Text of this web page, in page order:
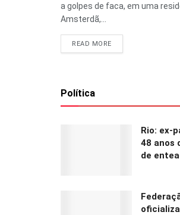
a golpes de faca, em uma
Amsterdã,...
READ MORE
Política
Rio: ex-
48 anos
de